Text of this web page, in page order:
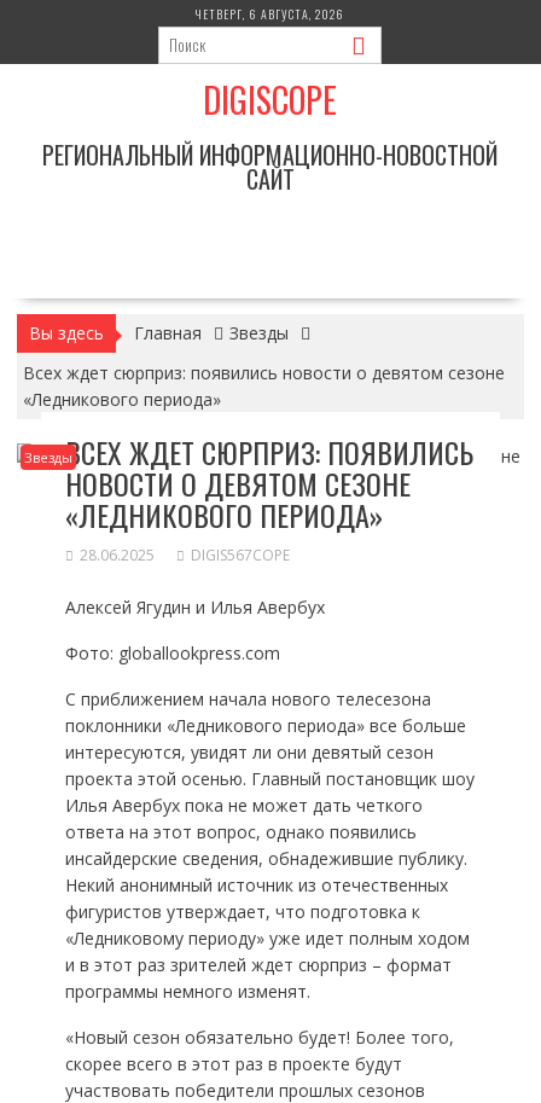
содержимому
ЧЕТВЕРГ, 6 АВГУСТА, 2026
DIGISCOPE
РЕГИОНАЛЬНЫЙ ИНФОРМАЦИОННО-НОВОСТНОЙ
САЙТ
Вы здесь Главная
Звезды
Всех ждет сюрприз: появились новости о девятом сезоне
«Ледникового периода»
ЗвездыВСЕХ ЖДЕТ СЮРПРИЗ: ПОЯВИЛИСЬ
НОВОСТИ О ДЕВЯТОМ СЕЗОНЕ
«ЛЕДНИКОВОГО ПЕРИОДА»
28.06.2025 DIGIS567COPE
Алексей Ягудин и Илья Авербух
Фото: globallookpress.com
С приближением начала нового телесезона
поклонники «Ледникового периода» все больше
интересуются, увидят ли они девятый сезон
проекта этой осенью. Главный постановщик шоу
Илья Авербух пока не может дать четкого
ответа на этот вопрос, однако появились
инсайдерские сведения, обнадежившие публику.
Некий анонимный источник из отечественных
фигуристов утверждает, что подготовка к
«Ледниковому периоду» уже идет полным ходом
и в этот раз зрителей ждет сюрприз – формат
программы немного изменят.
«Новый сезон обязательно будет! Более того,
скорее всего в этот раз в проекте будут
участвовать победители прошлых сезонов